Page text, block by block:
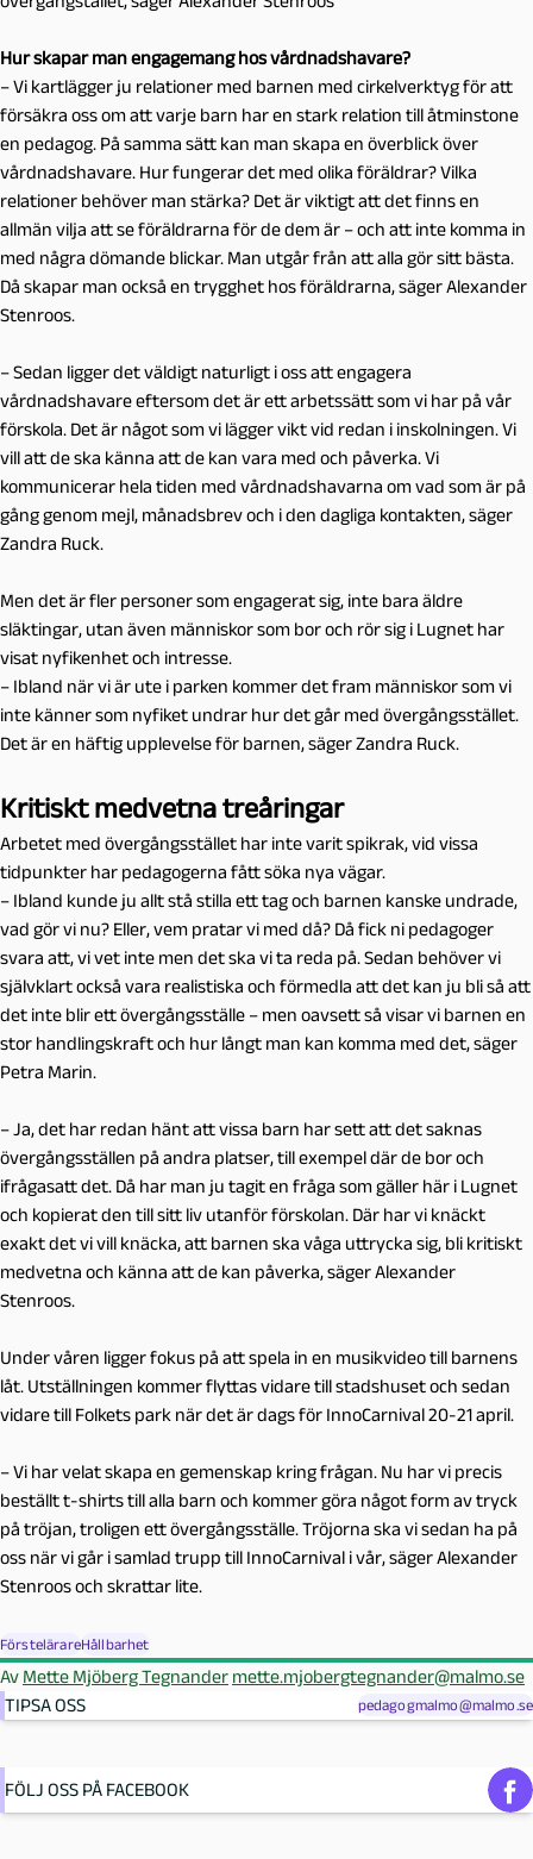
Hur skapar man engagemang hos vårdnadshavare?
– Vi kartlägger ju relationer med barnen med cirkelverktyg för att
försäkra oss om att varje barn har en stark relation till åtminstone
en pedagog. På samma sätt kan man skapa en överblick över
vårdnadshavare. Hur fungerar det med olika föräldrar? Vilka
relationer behöver man stärka? Det är viktigt att det finns en
allmän vilja att se föräldrarna för de dem är – och att inte komma in
med några dömande blickar. Man utgår från att alla gör sitt bästa.
Då skapar man också en trygghet hos föräldrarna, säger Alexander
Stenroos.
– Sedan ligger det väldigt naturligt i oss att engagera
vårdnadshavare eftersom det är ett arbetssätt som vi har på vår
förskola. Det är något som vi lägger vikt vid redan i inskolningen. Vi
vill att de ska känna att de kan vara med och påverka. Vi
kommunicerar hela tiden med vårdnadshavarna om vad som är på
gång genom mejl, månadsbrev och i den dagliga kontakten, säger
Zandra Ruck.
Men det är fler personer som engagerat sig, inte bara äldre
släktingar, utan även människor som bor och rör sig i Lugnet har
visat nyfikenhet och intresse.
– Ibland när vi är ute i parken kommer det fram människor som vi
inte känner som nyfiket undrar hur det går med övergångsstället.
Det är en häftig upplevelse för barnen, säger Zandra Ruck.
Kritiskt medvetna treåringar
Arbetet med övergångsstället har inte varit spikrak, vid vissa
tidpunkter har pedagogerna fått söka nya vägar.
– Ibland kunde ju allt stå stilla ett tag och barnen kanske undrade,
vad gör vi nu? Eller, vem pratar vi med då? Då fick ni pedagoger
svara att, vi vet inte men det ska vi ta reda på. Sedan behöver vi
självklart också vara realistiska och förmedla att det kan ju bli så att
det inte blir ett övergångsställe – men oavsett så visar vi barnen en
stor handlingskraft och hur långt man kan komma med det, säger
Petra Marin.
– Ja, det har redan hänt att vissa barn har sett att det saknas
övergångsställen på andra platser, till exempel där de bor och
ifrågasatt det. Då har man ju tagit en fråga som gäller här i Lugnet
och kopierat den till sitt liv utanför förskolan. Där har vi knäckt
exakt det vi vill knäcka, att barnen ska våga uttrycka sig, bli kritiskt
medvetna och känna att de kan påverka, säger Alexander
Stenroos.
Under våren ligger fokus på att spela in en musikvideo till barnens
låt. Utställningen kommer flyttas vidare till stadshuset och sedan
vidare till Folkets park när det är dags för InnoCarnival 20-21 april.
– Vi har velat skapa en gemenskap kring frågan. Nu har vi precis
beställt t-shirts till alla barn och kommer göra något form av tryck
på tröjan, troligen ett övergångsställe. Tröjorna ska vi sedan ha på
oss när vi går i samlad trupp till InnoCarnival i vår, säger Alexander
Stenroos och skrattar lite.
FörstelärareHållbarhet
Av Mette Mjöberg Tegnander mette.mjobergtegnander@malmo.se
TIPSA OSS
pedagogmalmo@malmo.se
FÖLJ OSS PÅ FACEBOOK